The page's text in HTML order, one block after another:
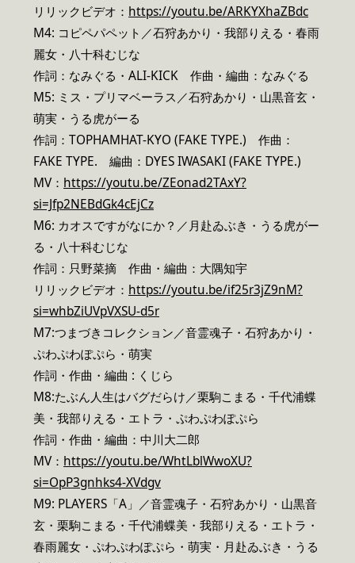
リリックビデオ： https://youtu.be/ARKYXhaZBdc
M4: コピペパペット／石狩あかり・我部りえる・春雨
麗女・八十科むじな
作詞：なみぐる・ALI-KICK 作曲・編曲：なみぐる
M5: ミス・プリマベーラス／石狩あかり・山黒音玄・
萌実・うる虎がーる
作詞：TOPHAMHAT-KYO (FAKE TYPE.) 作曲：
FAKE TYPE. 編曲：DYES IWASAKI (FAKE TYPE.)
MV： https://youtu.be/ZEonad2TAxY?
si=Jfp2NEBdGk4cEjCz
M6: カオスですがなにか？／月赴ゐぶき・うる虎がー
る・八十科むじな
作詞：只野菜摘 作曲・編曲：大隅知宇
リリックビデオ： https://youtu.be/if25r3jZ9nM?
si=whbZiUVpVXSU-d5r
M7:つまづきコレクション／音霊魂子・石狩あかり・
ぷわぷわぽぷら・萌実
作詞・作曲・編曲 : くじら
M8:たぶん人生はバグだらけ／栗駒こまる・千代浦蝶
美・我部りえる・エトラ・ぷわぷわぽぷら
作詞・作曲・編曲：中川大二郎
MV： https://youtu.be/WhtLblWwoXU?
si=OpP3gnhks4-XVdgv
M9: PLAYERS「A」／音霊魂子・石狩あかり・山黒音
玄・栗駒こまる・千代浦蝶美・我部りえる・エトラ・
春雨麗女・ぷわぷわぽぷら・萌実・月赴ゐぶき・うる